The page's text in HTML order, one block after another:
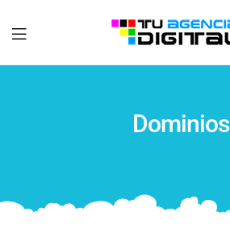
Tu
Digital
Dominios